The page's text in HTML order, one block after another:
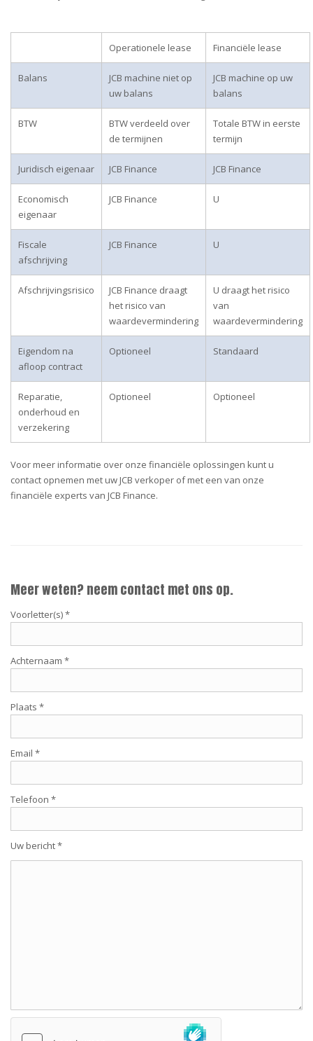
Operationele lease Financiële lease
Balans
JCB machine niet op
uw balans
JCB machine op uw
balans
BTW
BTW verdeeld over
de termijnen
Totale BTW in eerste
termijn
Juridisch eigenaar JCB Finance JCB Finance
Economisch
eigenaar
JCB Finance U
Fiscale
afschrijving
JCB Finance U
Afschrijvingsrisico
JCB Finance draagt
het risico van
waardevermindering
U draagt het risico
van
waardevermindering
Eigendom na
afloop contract
Optioneel Standaard
Reparatie,
onderhoud en
verzekering
Optioneel Optioneel
Voor meer informatie over onze financiële oplossingen kunt u
contact opnemen met uw JCB verkoper of met een van onze
financiële experts van JCB Finance.
Meer weten? neem contact met ons op.
Voorletter(s) *
Achternaam *
Plaats *
Email *
Telefoon *
Uw bericht *